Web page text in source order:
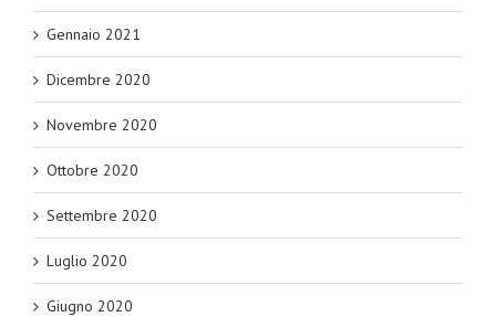
Gennaio 2021
Dicembre 2020
Novembre 2020
Ottobre 2020
Settembre 2020
Luglio 2020
Giugno 2020